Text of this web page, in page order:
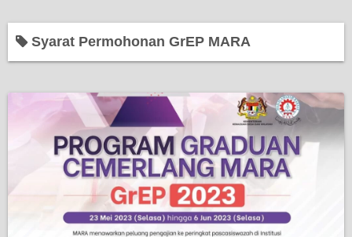
Syarat Permohonan GrEP MARA